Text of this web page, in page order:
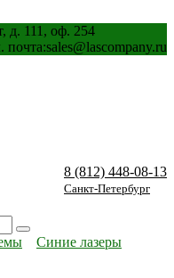
д. 111, оф. 254
почта:sales@lascompany.ru
8 (812) 448-08-13
Санкт-Петербург
Синие лазеры